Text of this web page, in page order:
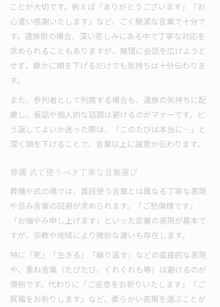
ことが大切です。例えば「ありがとうございます」「お
心遣い感謝いたします」など、ごく簡潔な言葉で十分で
す。遺族側の場合、深い悲しみにある中で丁寧な対応を
求められることもありますが、無理に会話を広げようと
せず、静かに頭を下げるだけでも気持ちは十分伝わりま
す。
また、参列者として列席する場合も、遺族の気持ちに配
慮し、長話や個人的な話題は避けるのがマナーです。ど
う返してよいか迷った際は、「このたびは本当に…」と
深く頭を下げることで、言葉以上に誠意が伝わります。
葬儀 式で使うべき丁寧な言葉選び
葬儀や式の場では、普段使う言葉とは異なる丁寧な表現
や忌み言葉の回避が求められます。「ご愁傷様です」
「お悔やみ申し上げます」といった定番の表現が基本で
すが、宗教や地域により微妙な違いも存在します。
特に「死」「生きる」「繰り返す」などの直接的な表現
や、重ね言葉（たびたび、くれぐれも等）は避けるのが
慣例です。代わりに「ご安息をお祈りいたします」「ご
冥福をお祈りします」など、柔らかい表現を選ぶことが